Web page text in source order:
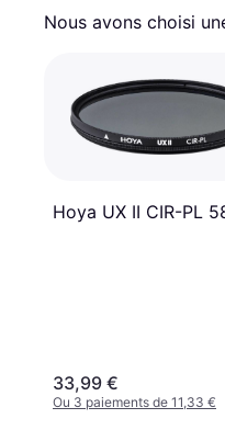
Nous avons choisi
Hoya UX II CIR-PL
33,99 €
Ou 3 paiements de 11,33 €